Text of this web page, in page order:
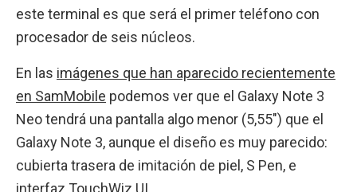
este terminal es que será el primer teléfono con
procesador de seis núcleos.
En las imágenes que han aparecido recientemente
en SamMobile podemos ver que el Galaxy Note 3
Neo tendrá una pantalla algo menor (5,55″) que el
Galaxy Note 3, aunque el diseño es muy parecido:
cubierta trasera de imitación de piel, S Pen, e
interfaz TouchWiz UI.